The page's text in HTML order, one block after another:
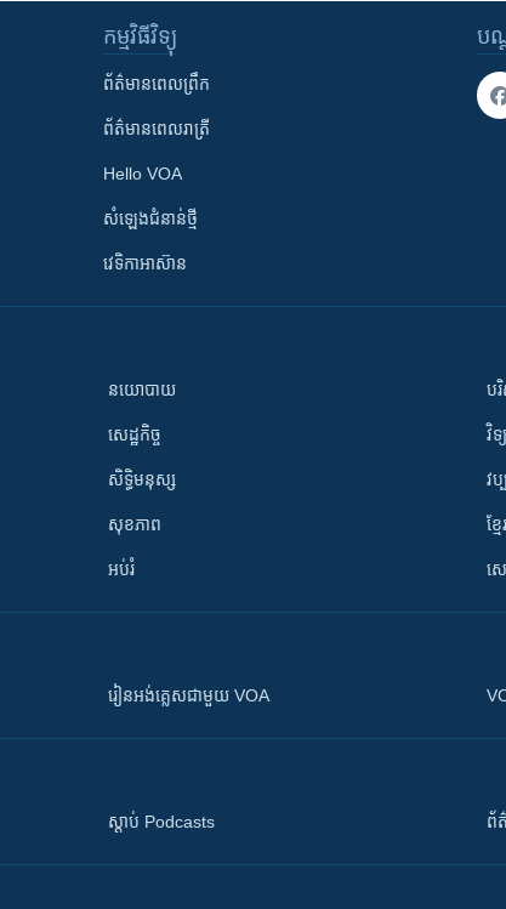
ប
កម្មវិធី​វិទ្យុ
ព័ត៌មាន​ពេល​ព្រឹក
ព័ត៌មាន​​ពេល​រាត្រី
Hello VOA
សំឡេង​ជំនាន់​ថ្មី
វេទិកា​អាស៊ាន
នយោបាយ
សេដ្ឋកិច្ច
សិទ្ធិមនុស្ស
សុខភាព
អប់រំ
បរិ
វិទ្
វ
ខ្ម
ស
រៀន​​​​​​អង់គ្លេស​​ជាមួយ VOA
ស្តាប់ Podcasts ព័